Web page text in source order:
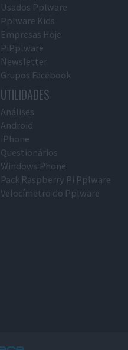
Usados Pplware
Pplware Kids
Empresas Hoje
PiPplware
Newsletter
Grupos Facebook
UTILIDADES
Análises
Android
iPhone
Questionários
Windows Phone
Pack Raspberry Pi Pplware
Velocímetro do Pplware